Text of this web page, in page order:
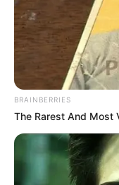
BRAINBERRIES
The Rarest And Most